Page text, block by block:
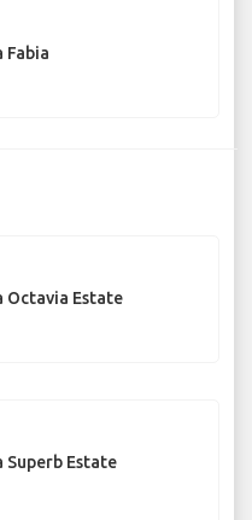
Fabia
Octavia Estate
Superb Estate